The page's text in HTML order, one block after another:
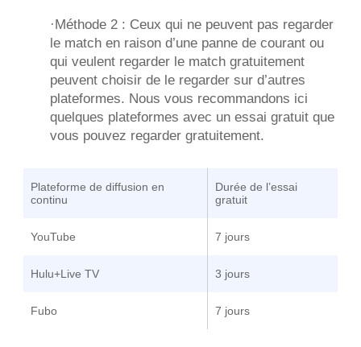
·Méthode 2 : Ceux qui ne peuvent pas regarder
le match en raison d’une panne de courant ou
qui veulent regarder le match gratuitement
peuvent choisir de le regarder sur d’autres
plateformes. Nous vous recommandons ici
quelques plateformes avec un essai gratuit que
vous pouvez regarder gratuitement.
Plateforme de diffusion en
continu
Durée de l’essai
gratuit
YouTube 7 jours
Hulu+Live TV 3 jours
Fubo 7 jours